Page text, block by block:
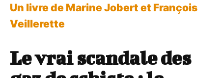
Un livre de Marine Jobert et François
Veillerette
Le vrai scandale des